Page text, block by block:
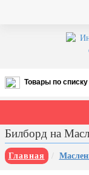
Товары по
Все праздники
августа)
12 августа, День ВВС
Билборд на
Главная